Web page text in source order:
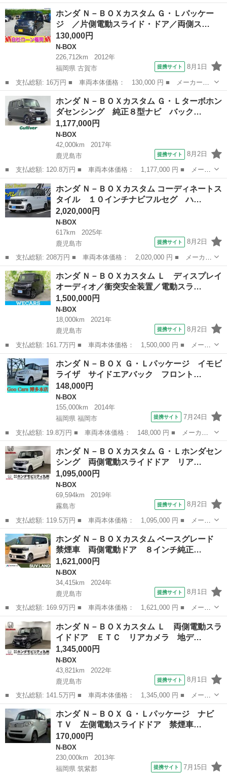
名： ホンダ ■ 車種名： Ｎ－ＢＯＸカスタム ■ グレード名：
ベースグレード ドライブレコーダー ＥＴＣ バックカメラ 両側
電動スライ...
鹿児島 鹿児島市 N-BOX
ホンダ Ｎ－ＢＯＸカスタム Ｇ・Ｌパッケー
ジ ／片側電動スライド・ドア／両側ス…
130,000円
N-BOX
226,712km
2012年
福岡県 古賀市
提携サイト 8月1日
■ 支払総額: 16万円 ■ 車両本体価格： 130,000 円 ■ メーカー
名： ホンダ ■ 車種名： Ｎ－ＢＯＸカスタム ■ グレード名：
Ｇ・Ｌパッケージ ／片側電動スライド・ドア／両側スライド・ドア
／スマートキー／...
福岡 古賀市 N-BOX
ホンダ Ｎ－ＢＯＸカスタム Ｇ・Ｌターボホン
ダセンシング 純正８型ナビ バック…
1,177,000円
N-BOX
42,000km
2017年
鹿児島市
提携サイト 8月2日
■ 支払総額: 120.8万円 ■ 車両本体価格： 1,177,000 円 ■ メーカ
ー名： ホンダ ■ 車種名： Ｎ－ＢＯＸカスタム ■ グレード
名： Ｇ・Ｌターボホンダセンシング 純正８型ナビ バックカメ
ラ 両側パワー...
鹿児島 鹿児島市 N-BOX
ホンダ Ｎ－ＢＯＸカスタム コーディネートス
タイル １０インチナビフルセグ ハ…
2,020,000円
N-BOX
617km
2025年
鹿児島市
提携サイト 8月2日
■ 支払総額: 208万円 ■ 車両本体価格： 2,020,000 円 ■ メーカー
名： ホンダ ■ 車種名： Ｎ－ＢＯＸカスタム ■ グレード名：
コーディネートスタイル １０インチナビフルセグ ハーフレザー＆
ヒーター ...
鹿児島 鹿児島市 N-BOX
ホンダ Ｎ－ＢＯＸカスタム Ｌ ディスプレイ
オーディオ／衝突安全装置／電動スラ…
1,500,000円
N-BOX
18,000km
2021年
鹿児島市
提携サイト 8月2日
■ 支払総額: 161.7万円 ■ 車両本体価格： 1,500,000 円 ■ メーカ
ー名： ホンダ ■ 車種名： Ｎ－ＢＯＸカスタム ■ グレード
名： Ｌ ディスプレイオーディオ／衝突安全装置／電動スライドド
ア／シートヒ...
鹿児島 鹿児島市 N-BOX
ホンダ Ｎ－ＢＯＸ Ｇ・Ｌパッケージ イモビ
ライザ サイドエアバック フロント…
148,000円
N-BOX
155,000km
2014年
福岡県 福岡市
提携サイト 7月24日
■ 支払総額: 19.8万円 ■ 車両本体価格： 148,000 円 ■ メーカー
名： ホンダ ■ 車種名： Ｎ－ＢＯＸ ■ グレード名： Ｇ・Ｌパ
ッケージ イモビライザ サイドエアバック フロントベンチシー
ト オートエア...
福岡 福岡市 N-BOX
ホンダ Ｎ－ＢＯＸカスタム Ｇ・Ｌホンダセン
シング 両側電動スライドドア リア…
1,095,000円
N-BOX
69,594km
2019年
霧島市
提携サイト 8月2日
■ 支払総額: 119.5万円 ■ 車両本体価格： 1,095,000 円 ■ メーカ
ー名： ホンダ ■ 車種名： Ｎ－ＢＯＸカスタム ■ グレード
名： Ｇ・Ｌホンダセンシング 両側電動スライドドア リアカメ
ラ ＥＴＣ ナ...
鹿児島 霧島市 N-BOX
ホンダ Ｎ－ＢＯＸカスタム ベースグレード
禁煙車 両側電動ドア ８インチ純正…
1,621,000円
N-BOX
34,415km
2024年
鹿児島市
提携サイト 8月1日
■ 支払総額: 169.9万円 ■ 車両本体価格： 1,621,000 円 ■ メーカ
ー名： ホンダ ■ 車種名： Ｎ－ＢＯＸカスタム ■ グレード
名： ベースグレード 禁煙車 両側電動ドア ８インチ純正ナビ
バックカメラ...
鹿児島 鹿児島市 N-BOX
ホンダ Ｎ－ＢＯＸカスタム Ｌ 両側電動スラ
イドドア ＥＴＣ リアカメラ 地デ…
1,345,000円
N-BOX
43,821km
2022年
鹿児島市
提携サイト 8月1日
■ 支払総額: 141.5万円 ■ 車両本体価格： 1,345,000 円 ■ メーカ
ー名： ホンダ ■ 車種名： Ｎ－ＢＯＸカスタム ■ グレード
名： Ｌ 両側電動スライドドア ＥＴＣ リアカメラ 地デジ対
応 セキュリテ...
鹿児島 鹿児島市 N-BOX
ホンダ Ｎ－ＢＯＸ Ｇ・Ｌパッケージ ナビ
ＴＶ 左側電動スライドドア 禁煙車…
170,000円
N-BOX
230,000km
2013年
福岡県 筑紫郡
提携サイト 7月15日